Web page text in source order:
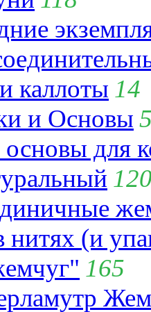
каллоты 14
и Основы
для
(и
165